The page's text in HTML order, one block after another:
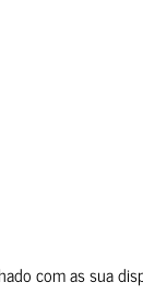
com as sua